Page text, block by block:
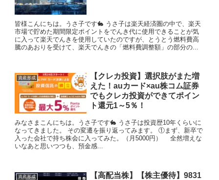
皆様こんにちは。うさ子です🐇 うさ子は楽天経済圏の中で、楽天
市場で貯めた期間限定ポイントをでんき代に使用できることが気
に入って楽天でんきを使用していたのですが、とうとう燃料費高
騰のあおりを受けて、楽天でんきの「燃料費調整額」の部分の...
資産形成
【クレカ投資】選択肢がまた増
えた！auカード×au株コム証券
でもクレカ投資ができてポイン
ト還元1～5％！
みなさまこんにちは。うさ子です🐇 うさ子は投資歴10年くらいに
なってきました。 その変遷を振り返ってみます。 ①まず、新卒で
入った会社で持ち株会に入ってみた。（月5000円） 全然増えな
いなあと思いつつも、預金感...
資産形成
【高配当株】【株主優待】9831